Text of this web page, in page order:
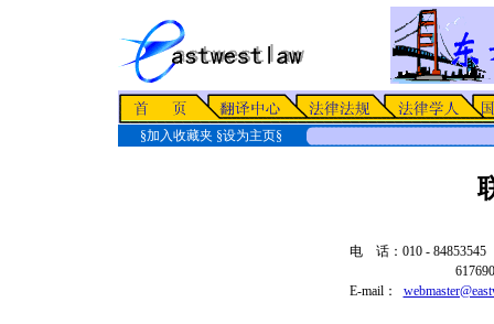
§加入收藏夹 §设为主页§
电 话：010 - 84853545
E-mail：